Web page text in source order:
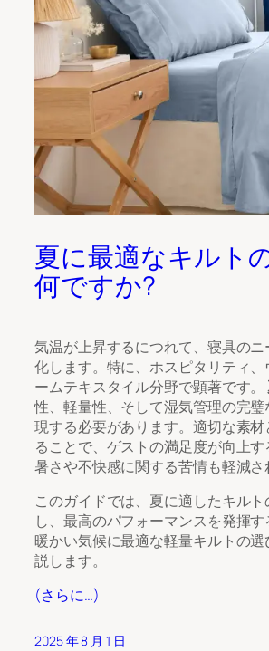
夏に最適なキルト
何ですか?
気温が上昇するにつれて、寝具の
化します。特に、ホスピタリティ
ームテキスタイル分野で顕著です。
性、軽量性、そして湿気管理の完
現する必要があります。適切な素
ることで、ゲストの満足度が向上す
暑さや不快感に関する苦情も軽減さ
このガイドでは、夏に適したキル
し、最高のパフォーマンスを発揮す
暖かい気候に最適な軽量キルトの
説します。
(さらに…)
2025 年 8 月 1 日